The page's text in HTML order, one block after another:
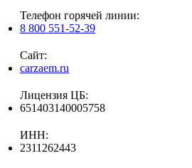
Телефон горячей линии:
8 800 551-52-39
Сайт:
carzaem.ru
Лицензия ЦБ:
651403140005758
ИНН:
2311262443